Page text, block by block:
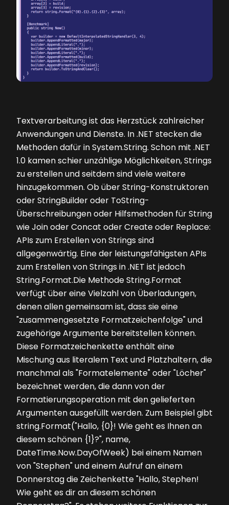
Textverarbeitung ist das Herzstück zahlreicher
Anwendungen und Dienste. In .NET stecken die
Methoden dafür in System.String. Schon mit .NET
1.0 kamen schier unzählige Möglichkeiten, Strings
zu erstellen und seitdem sind viele weitere
hinzugekommen. Ob über String-Konstruktoren
oder StringBuilder oder ToString-
Überschreibungen oder Hilfsmethoden für String
wie Join oder Concat oder Create oder Replace:
APIs zum Erstellen von Strings sind
allgegenwärtig. Eine der leistungsfähigsten APIs
zum Erstellen von Strings in .NET ist jedoch
String.Format.Die Methode String.Format
verfügt über eine Vielzahl von Überladungen,
denen allen gemeinsam ist, dass sie eine
"zusammengesetzte Formatzeichenfolge" und
zugehörige Argumente bereitstellen können.
Diese Formatzeichenkette enthält eine
Mischung aus literalem Text und Platzhaltern, die
manchmal als "Formatelemente" oder "Löcher"
bezeichnet werden, die dann von der
Formatierungsoperation mit den gelieferten
Argumenten ausgefüllt werden. Zum Beispiel gibt
string.Format("Hallo, {0}! Wie geht es Ihnen an
diesem schönen {1}?", name,
DateTime.Now.DayOfWeek) bei einem Namen
von "Stephen" und einem Aufruf an einem
Donnerstag die Zeichenkette "Hallo, Stephen!
Wie geht es dir an diesem schönen